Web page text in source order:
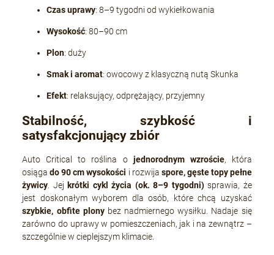
Czas uprawy: 8–9 tygodni od wykiełkowania
Wysokość: 80–90 cm
Plon: duży
Smak i aromat: owocowy z klasyczną nutą Skunka
Efekt: relaksujący, odprężający, przyjemny
Stabilność, szybkość i
satysfakcjonujący zbiór
Auto Critical to roślina o jednorodnym wzroście, która
osiągado 90 cm wysokości i rozwija spore, gęste topy pełne
żywicy. Jej krótki cykl życia (ok. 8–9 tygodni)sprawia, że
jest doskonałym wyborem dla osób, które chcą uzyskać
szybkie, obfite plonybez nadmiernego wysiłku. Nadaje się
zarówno do uprawy w pomieszczeniach, jak i na zewnątrz –
szczególnie w cieplejszym klimacie.